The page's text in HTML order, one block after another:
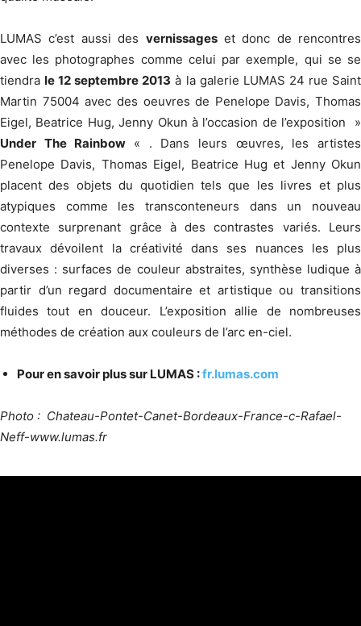
LUMAS c’est aussi des vernissageset donc de rencontres
avec les photographes comme celui par exemple, qui se se
tiendrale 12 septembre 2013 à la galerie LUMAS 24 rue Saint
Martin 75004 avec des oeuvres de Penelope Davis, Thomas
Eigel, Beatrice Hug, Jenny Okun à l’occasion de l’exposition »
Under The Rainbow « . Dans leurs œuvres, les artistes
Penelope Davis, Thomas Eigel, Beatrice Hug et Jenny Okun
placent des objets du quotidien tels que les livres et plus
atypiques comme les transconteneurs dans un nouveau
contexte surprenant grâce à des contrastes variés. Leurs
travaux dévoilent la créativité dans ses nuances les plus
diverses : surfaces de couleur abstraites, synthèse ludique à
partir d’un regard documentaire et artistique ou transitions
fluides tout en douceur. L’exposition allie de nombreuses
méthodes de création aux couleurs de l’arc en-ciel.
Pour en savoir plus sur LUMAS :fr.lumas.com
Photo : Chateau-Pontet-Canet-Bordeaux-France-c-Rafael-
Neff-www.lumas.fr